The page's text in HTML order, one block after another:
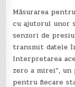
Măsurarea pentru
cu ajutorul unor
senzori de
transmit datele
Interpretarea
zero a mirei”,
pentru fiecare